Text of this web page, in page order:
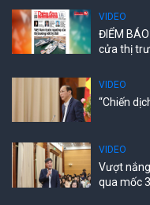
VIDEO
ĐIỂM
cửa thị
VIDEO
“Chiến
VIDEO
Vượt
qua mốc